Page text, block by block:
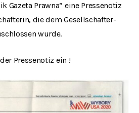
Gazeta Prawna” eine Pressenotiz
die dem Gesellschafter-
wurde.
Pressenotiz ein !